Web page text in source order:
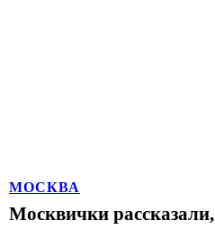
МОСКВА
Москвички рассказали,